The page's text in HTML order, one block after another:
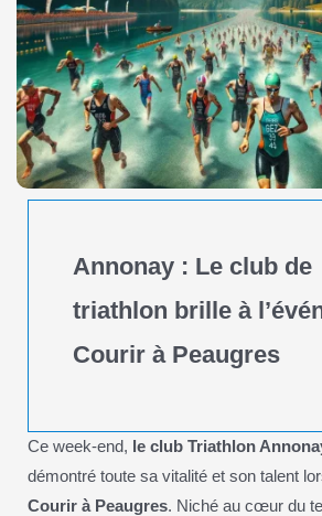
Annonay : Le club de
triathlon brille à
Courir à Peaugres
Ce week-end, le club Triathlon
démontré toute sa vitalité et son talent
Courir à Peaugres. Niché au cœur du